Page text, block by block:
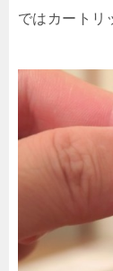
ではカートリ